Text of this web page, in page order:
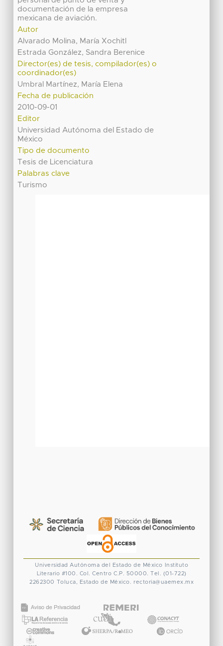
documentación de la empresa
mexicana de aviación.
Autor
Alvarado Molina, María Xochitl
Estrada González, Sandra Berenice
Director(es) de tesis, compilador(es) o
coordinador(es)
Umbral Martínez, María Elena
Fecha de publicación
2010-09-01
Editor
Universidad Autónoma del Estado de
México
Tipo de documento
Tesis de Licenciatura
Palabras clave
Turismo
Universidad Autónoma del Estado de México
Instituto
Literario #100. Col. Centro C.P. 50000. Tel. (01-722)
2262300 Toluca, Estado de México. rectoria@uaemex.mx